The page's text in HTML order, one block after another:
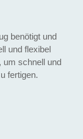
benötigt und
und flexibel
um schnell und
fertigen.